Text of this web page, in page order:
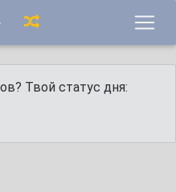
Твой статус дня: